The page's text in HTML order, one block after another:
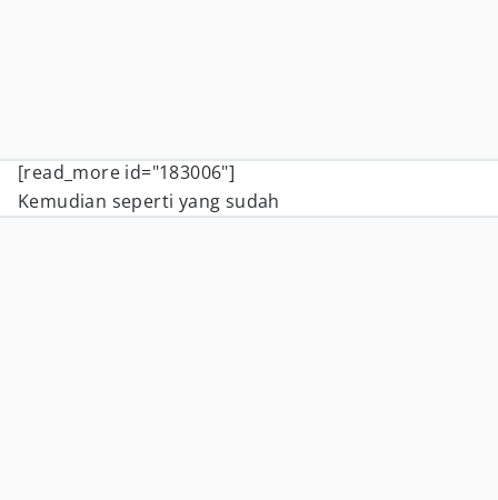
[read_more id="183006"]
Kemudian seperti yang sudah